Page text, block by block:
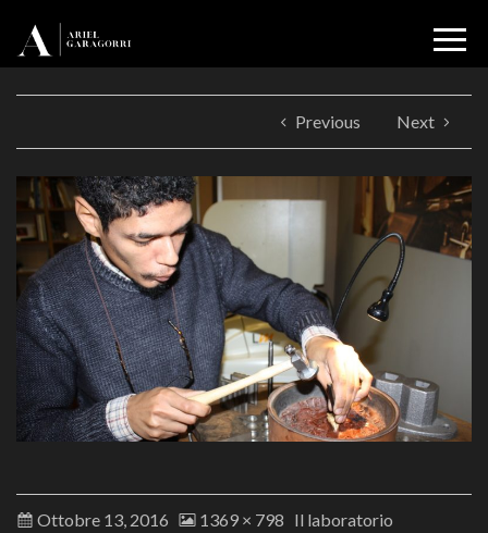
Previous Next
Ottobre 13, 2016 1369 × 798 Il laboratorio